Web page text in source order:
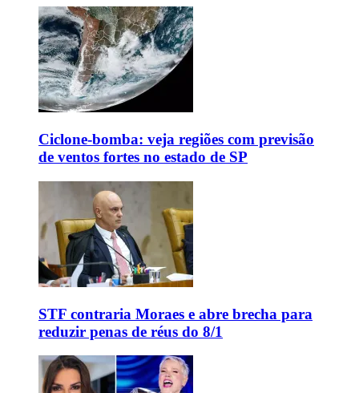
Ciclone-bomba: veja regiões com previsão
de ventos fortes no estado de SP
STF contraria Moraes e abre brecha para
reduzir penas de réus do 8/1